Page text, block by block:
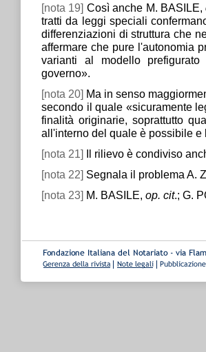
[nota 19] Così anche M. BASILE,
tratti da leggi speciali
differenziazioni di struttura che
affermare che pure l'autonomia
varianti al modello
governo».
[nota 20] Ma in senso
secondo il quale «sicuramente
finalità originarie, soprattutto
all'interno del quale è possibile
[nota 21] Il rilievo è condiviso
[nota 22] Segnala il problema A.
[nota 23] M. BASILE, op. cit.; G.